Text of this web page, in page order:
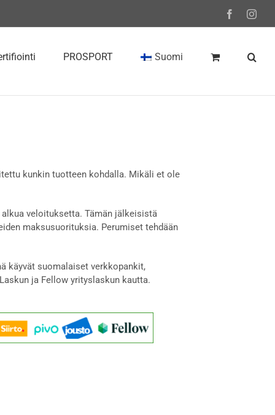
Facebook
PROSPORT Suomi
kunkin tuotteen kohdalla. Mikäli et ole
veloituksetta. Tämän jälkeisistä
maksusuorituksia. Perumiset tehdään
käyvät suomalaiset verkkopankit,
ja Fellow yrityslaskun kautta.